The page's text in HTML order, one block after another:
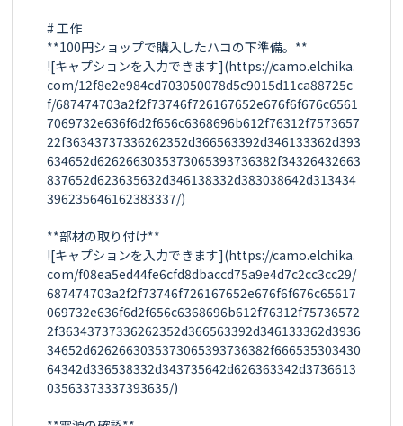
# 工作
**100円ショップで購入したハコの下準備。**
![キャプションを入力できます](https://camo.elchika.
com/12f8e2e984cd703050078d5c9015d11ca88725c
f/687474703a2f2f73746f726167652e676f6f676c6561
7069732e636f6d2f656c6368696b612f76312f7573657
22f36343737336262352d366563392d346133362d393
634652d6262663035373065393736382f34326432663
837652d623635632d346138332d383038642d313434
396235646162383337/)
**部材の取り付け**
![キャプションを入力できます](https://camo.elchika.
com/f08ea5ed44fe6cfd8dbaccd75a9e4d7c2cc3cc29/
687474703a2f2f73746f726167652e676f6f676c65617
069732e636f6d2f656c6368696b612f76312f75736572
2f36343737336262352d366563392d346133362d3936
34652d6262663035373065393736382f666535303430
64342d336538332d343735642d626363342d3736613
03563373337393635/)